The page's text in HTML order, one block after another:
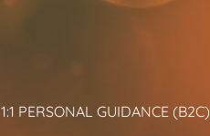
1:1 PERSONAL GUIDANCE (B2C)